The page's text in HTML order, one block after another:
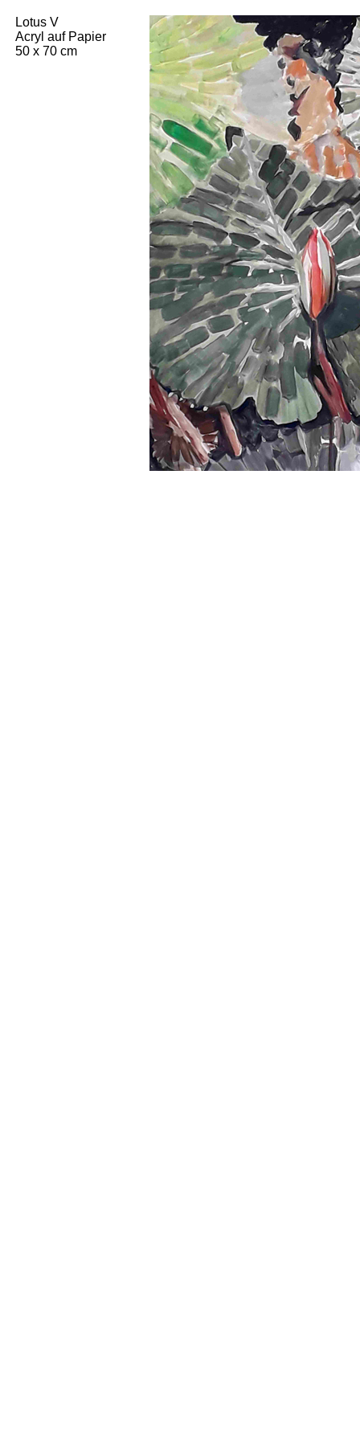
Lotus V
Acryl auf Papier
50 x 70 cm